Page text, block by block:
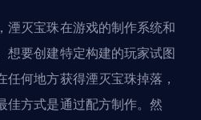
湮灭宝珠在游戏的制作系统和
想要创建特定构建的玩家试图
何地方获得湮灭宝珠掉落，
佳方式是通过配方制作。然